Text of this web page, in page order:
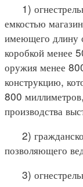
1)
емкостью
имеющего длину
коробкой менее
оружия менее
конструкцию,
800
производства
2)
позволяющего
3)